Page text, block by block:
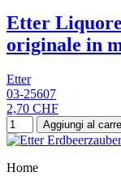
Etter
originale in
Etter
03-25607
2,70 CHF
Aggiungi al
Home